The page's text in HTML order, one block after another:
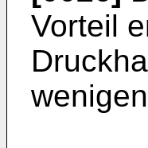
Vorteil